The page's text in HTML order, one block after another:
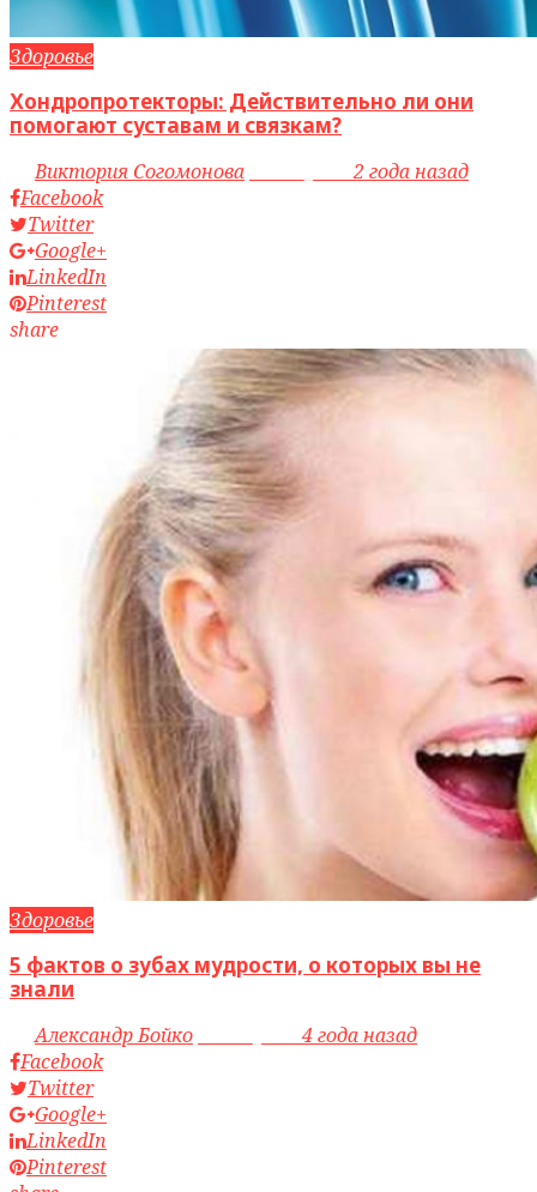
Здоровье
Хондропротекторы: Действительно ли они
помогают суставам и связкам?
byВиктория Согомонова access_time2 года назад
Facebook
Twitter
Google+
LinkedIn
Pinterest
share
Здоровье
5 фактов о зубах мудрости, о которых вы не
знали
byАлександр Бойко
4 года назад
Facebook
Twitter
Google+
LinkedIn
Pinterest